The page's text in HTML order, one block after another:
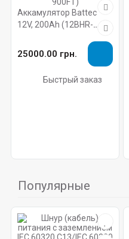
Аккамулятор Battec
12V, 200Ah (12BHR-
25000.00 грн.
Быстрый заказ
Популярные